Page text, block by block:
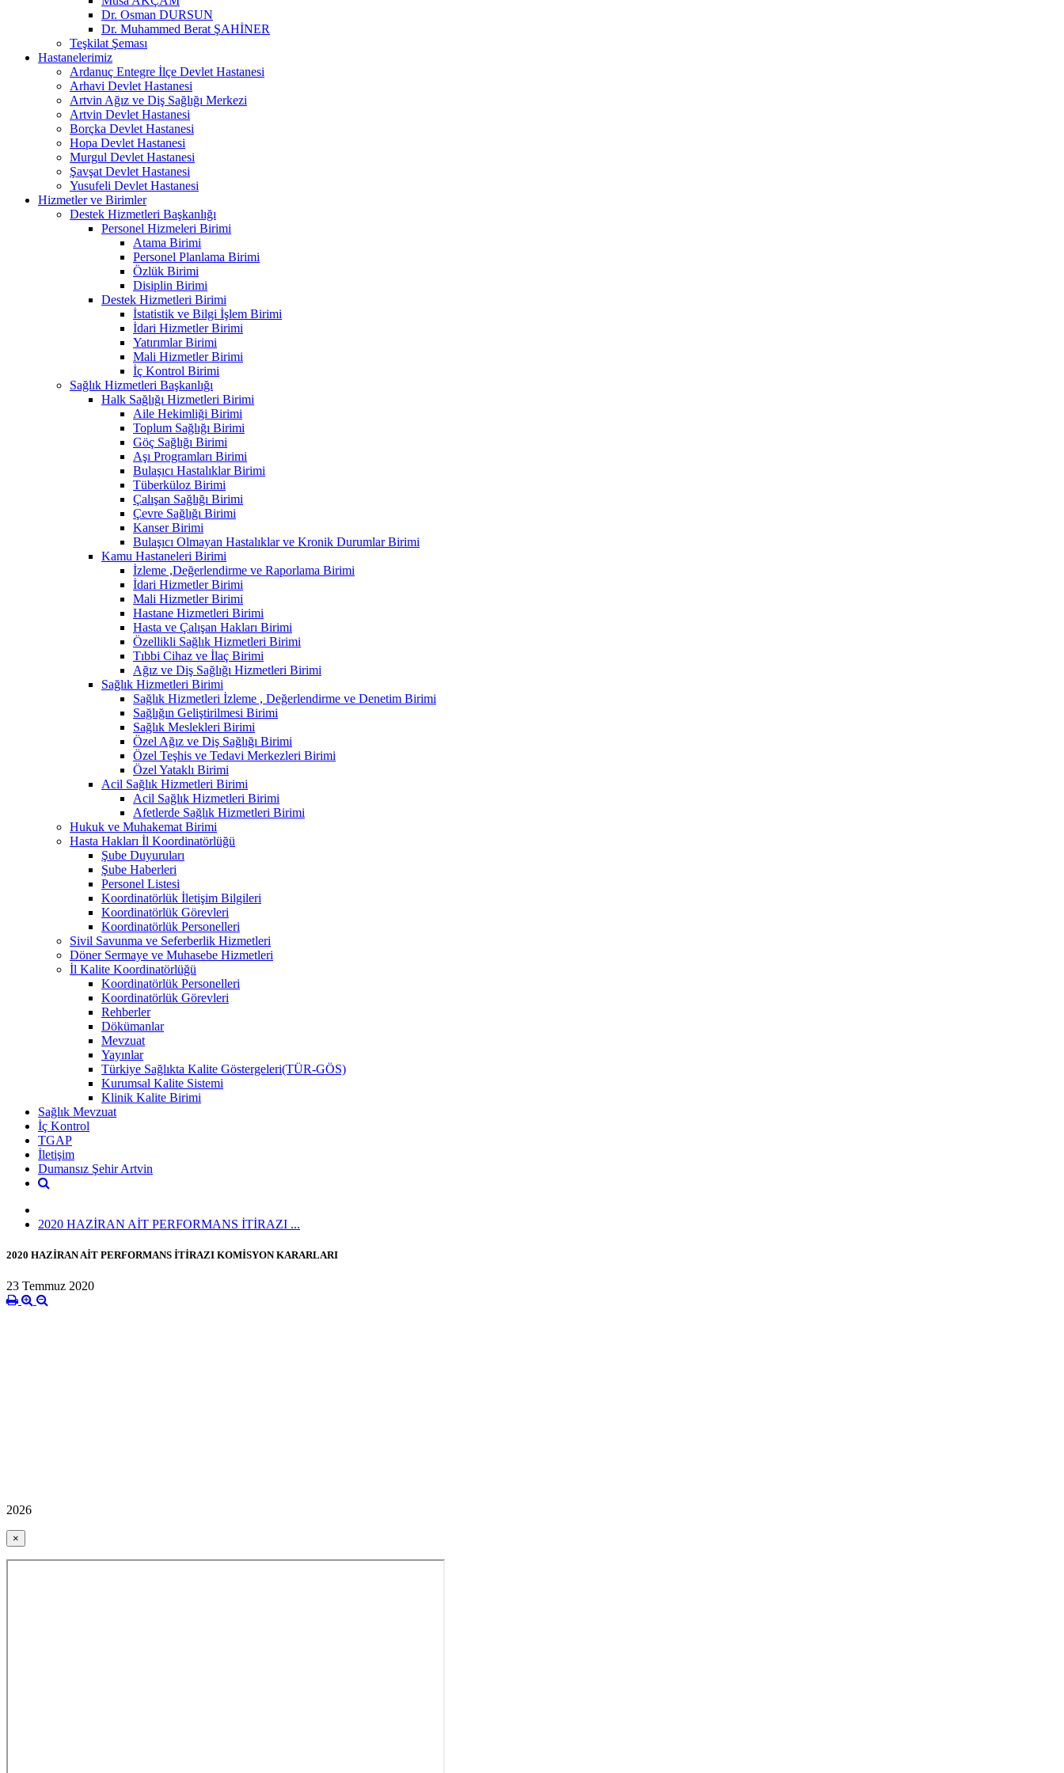
Dr. Osman DURSUN
Dr. Muhammed Berat ŞAHİNER
Teşkilat Şeması
Hastanelerimiz
Ardanuç Entegre İlçe Devlet Hastanesi
Arhavi Devlet Hastanesi
Artvin Ağız ve Diş Sağlığı Merkezi
Artvin Devlet Hastanesi
Borçka Devlet Hastanesi
Hopa Devlet Hastanesi
Murgul Devlet Hastanesi
Şavşat Devlet Hastanesi
Yusufeli Devlet Hastanesi
Hizmetler ve Birimler
Destek Hizmetleri Başkanlığı
Personel Hizmeleri Birimi
Atama Birimi
Personel Planlama Birimi
Özlük Birimi
Disiplin Birimi
Destek Hizmetleri Birimi
İstatistik ve Bilgi İşlem Birimi
İdari Hizmetler Birimi
Yatırımlar Birimi
Mali Hizmetler Birimi
İç Kontrol Birimi
Sağlık Hizmetleri Başkanlığı
Halk Sağlığı Hizmetleri Birimi
Aile Hekimliği Birimi
Toplum Sağlığı Birimi
Göç Sağlığı Birimi
Aşı Programları Birimi
Bulaşıcı Hastalıklar Birimi
Tüberküloz Birimi
Çalışan Sağlığı Birimi
Çevre Sağlığı Birimi
Kanser Birimi
Bulaşıcı Olmayan Hastalıklar ve Kronik Durumlar Birimi
Kamu Hastaneleri Birimi
İzleme ,Değerlendirme ve Raporlama Birimi
İdari Hizmetler Birimi
Mali Hizmetler Birimi
Hastane Hizmetleri Birimi
Hasta ve Çalışan Hakları Birimi
Özellikli Sağlık Hizmetleri Birimi
Tıbbi Cihaz ve İlaç Birimi
Ağız ve Diş Sağlığı Hizmetleri Birimi
Sağlık Hizmetleri Birimi
Sağlık Hizmetleri İzleme , Değerlendirme ve Denetim Birimi
Sağlığın Geliştirilmesi Birimi
Sağlık Meslekleri Birimi
Özel Ağız ve Diş Sağlığı Birimi
Özel Teşhis ve Tedavi Merkezleri Birimi
Özel Yataklı Birimi
Acil Sağlık Hizmetleri Birimi
Acil Sağlık Hizmetleri Birimi
Afetlerde Sağlık Hizmetleri Birimi
Hukuk ve Muhakemat Birimi
Hasta Hakları İl Koordinatörlüğü
Şube Duyuruları
Şube Haberleri
Personel Listesi
Koordinatörlük İletişim Bilgileri
Koordinatörlük Görevleri
Koordinatörlük Personelleri
Sivil Savunma ve Seferberlik Hizmetleri
Döner Sermaye ve Muhasebe Hizmetleri
İl Kalite Koordinatörlüğü
Koordinatörlük Personelleri
Koordinatörlük Görevleri
Rehberler
Dökümanlar
Mevzuat
Yayınlar
Türkiye Sağlıkta Kalite Göstergeleri(TÜR-GÖS)
Kurumsal Kalite Sistemi
Klinik Kalite Birimi
Sağlık Mevzuat
İç Kontrol
TGAP
İletişim
Dumansız Şehir Artvin
2020 HAZİRAN AİT PERFORMANS İTİRAZI ...
2020 HAZİRAN AİT PERFORMANS İTİRAZI KOMİSYON KARARLARI
23 Temmuz 2020
2026
×